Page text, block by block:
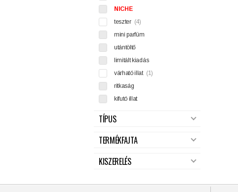
NICHE
teszter (4)
mini parfüm
utántöltő
limitált kiadás
várható illat (1)
ritkaság
kifutó illat
TÍPUS
TERMÉKFAJTA
KISZERELÉS